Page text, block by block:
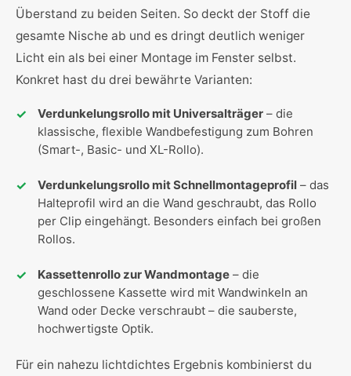
Überstand zu beiden Seiten. So deckt der Stoff die
gesamte Nische ab und es dringt deutlich weniger
Licht ein als bei einer Montage im Fenster selbst.
Konkret hast du drei bewährte Varianten:
Verdunkelungsrollo mit Universalträger – die
klassische, flexible Wandbefestigung zum Bohren
(Smart-, Basic- und XL-Rollo).
Verdunkelungsrollo mit Schnellmontageprofil – das
Halteprofil wird an die Wand geschraubt, das Rollo
per Clip eingehängt. Besonders einfach bei großen
Rollos.
Kassettenrollo zur Wandmontage – die
geschlossene Kassette wird mit Wandwinkeln an
Wand oder Decke verschraubt – die sauberste,
hochwertigste Optik.
Für ein nahezu lichtdichtes Ergebnis kombinierst du